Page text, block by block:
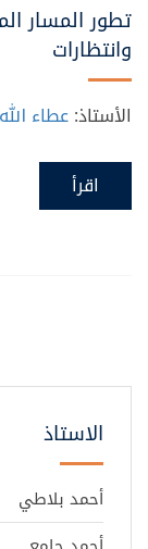
تطور المسار
وانتظارات
الأستاذ:عطاء
اقرأ
الاستاذ
أحمد بلاطي